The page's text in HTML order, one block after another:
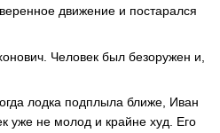
движение и постарался
Человек был безоружен и,
лодка подплыла ближе, Иван
уже не молод и крайне худ. Его